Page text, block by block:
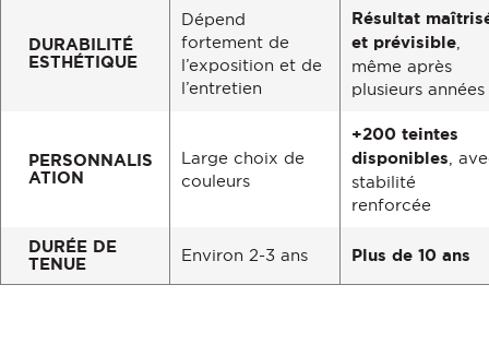
DURABILITÉ
ESTHÉTIQUE
Dépend
fortement de
l’exposition et de
l’entretien
Résultat
et prévisible
même après
plusieurs années
PERSONNALIS
ATION
Large choix de
couleurs
+200 teintes
disponibles ,
stabilité
renforcée
DURÉE DE
TENUE
Environ 2-3 ans Plus de 10 ans